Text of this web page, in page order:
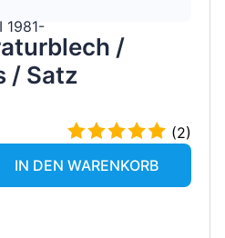
1981-
/
/ Satz
(2)
IN DEN WARENKORB